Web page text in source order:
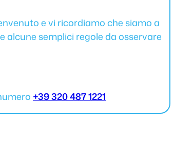
e vi ricordiamo che siamo a
semplici regole da osservare
+39 320 487 1221